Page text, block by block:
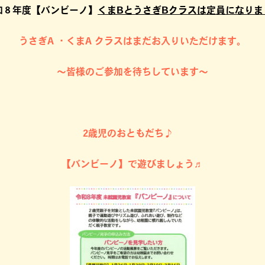
８年度【バンビーノ】 くまBとうさぎBクラスは定員になり
うさぎA ・くまA クラスはまだお入りいただけます。
～皆様のご参加を待ちしています～
2歳児のおともだち♪
【バンビーノ】で遊びましょう♬